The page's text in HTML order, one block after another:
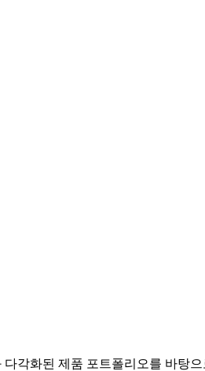
각화된 제품 포트폴리오를 바탕